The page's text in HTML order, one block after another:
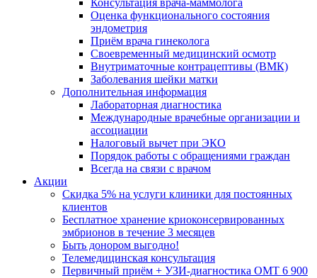
Консультация врача-маммолога
Оценка функционального состояния
эндометрия
Приём врача гинеколога
Своевременный медицинский осмотр
Внутриматочные контрацептивы (ВМК)
Заболевания шейки матки
Дополнительная информация
Лабораторная диагностика
Международные врачебные организации и
ассоциации
Налоговый вычет при ЭКО
Порядок работы с обращениями граждан
Всегда на связи с врачом
Акции
Скидка 5% на услуги клиники для постоянных
клиентов
Бесплатное хранение криоконсервированных
эмбрионов в течение 3 месяцев
Быть донором выгодно!
Телемедицинская консультация
Первичный приём + УЗИ-диагностика ОМТ 6 900